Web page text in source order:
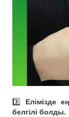
3️⃣ Елімізде
белгілі болды.